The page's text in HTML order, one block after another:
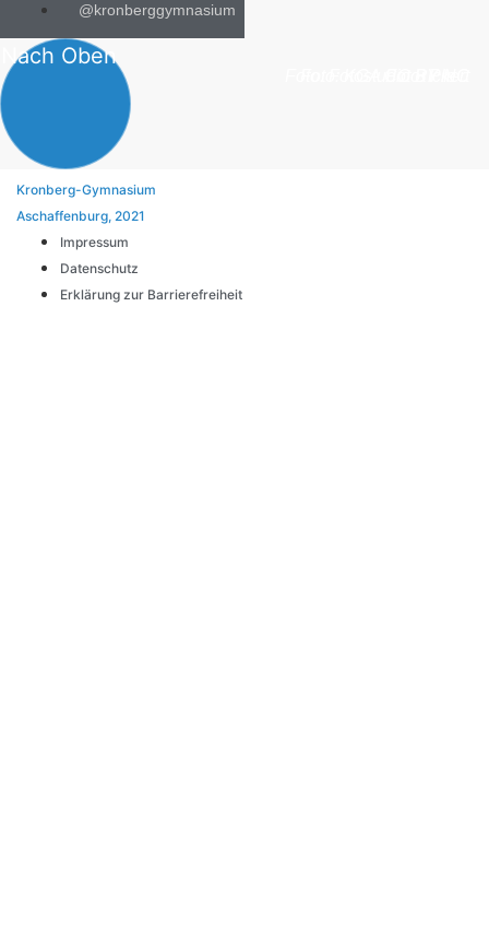
@kronberggymnasium
Nach Oben
Kronberg-Gymnasium
Aschaffenburg, 2021
Impressum
Datenschutz
Erklärung zur Barrierefreiheit